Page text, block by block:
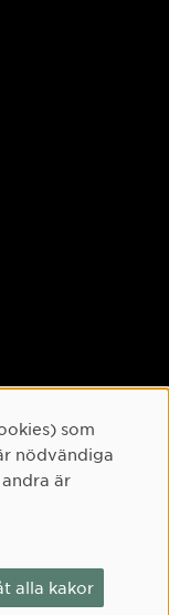
som
nödvändiga
är
alla kakor